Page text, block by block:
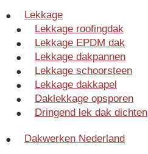
Lekkage
Lekkage roofingdak
Lekkage EPDM dak
Lekkage dakpannen
Lekkage schoorsteen
Lekkage dakkapel
Daklekkage opsporen
Dringend lek dak dichten
Dakwerken Nederland